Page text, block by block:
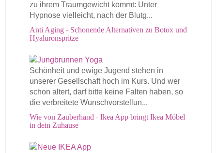
zu ihrem Traumgewicht kommt: Unter
Hypnose vielleicht, nach der Blutg...
Anti Aging - Schonende Alternativen zu Botox und
Hyaluronspritze
Schönheit und ewige Jugend stehen in
unserer Gesellschaft hoch im Kurs. Und wer
schon altert, darf bitte keine Falten haben, so
die verbreitete Wunschvorstellun...
Wie von Zauberhand - Ikea App bringt Ikea Möbel
in dein Zuhause